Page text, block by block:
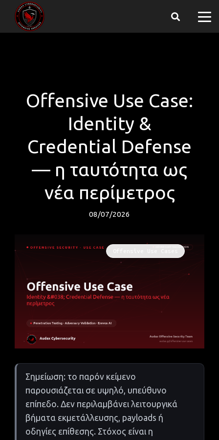
Offensive Use Case:
Identity &
Credential Defense
— η ταυτότητα ως
νέα περίμετρος
08/07/2026
Offensive Use Cases
Σημείωση: το παρόν κείμενο
παρουσιάζεται σε υψηλό, υπεύθυνο
επίπεδο. Δεν περιλαμβάνει λειτουργικά
βήματα εκμετάλλευσης, payloads ή
οδηγίες επίθεσης. Στόχος είναι η